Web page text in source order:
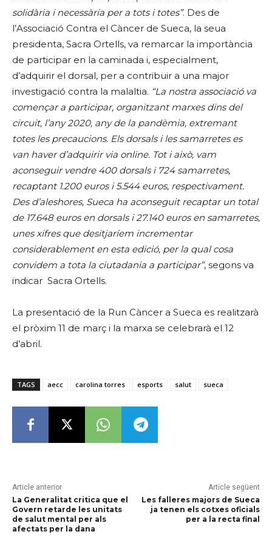
solidària i necessària per a tots i totes”. Des de
l’Associació Contra el Càncer de Sueca, la seua
presidenta, Sacra Ortells, va remarcar la importància
de participar en la caminada i, especialment,
d’adquirir el dorsal, per a contribuir a una major
investigació contra la malaltia. “La nostra associació va
començar a participar, organitzant marxes dins del
circuit, l’any 2020, any de la pandèmia, extremant
totes les precaucions. Els dorsals i les samarretes es
van haver d’adquirir via online. Tot i això, vam
aconseguir vendre 400 dorsals i 724 samarretes,
recaptant 1.200 euros i 5.544 euros, respectivament.
Des d’aleshores, Sueca ha aconseguit recaptar un total
de 17.648 euros en dorsals i 27.140 euros en samarretes,
unes xifres que desitjaríem incrementar
considerablement en esta edició, per la qual cosa
convidem a tota la ciutadania a participar”, segons va
indicar Sacra Ortells.
La presentació de la Run Càncer a Sueca es realitzarà
el pròxim 11 de març i la marxa se celebrarà el 12
d’abril.
TAGS aecc carolina torres esports salut sueca
Article anterior
La Generalitat critica que el
Govern retarde les unitats
de salut mental per als
afectats per la dana
Article següent
Les falleres majors de Sueca
ja tenen els cotxes oficials
per a la recta final